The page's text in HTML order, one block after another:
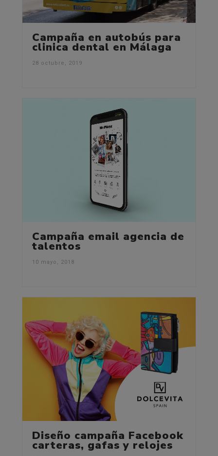
Campaña en autobús para
clinica dental en Málaga
28 octubre, 2019
Campaña email agencia de
talentos
10 mayo, 2018
Diseño campaña Facebook
carteras, gafas y relojes